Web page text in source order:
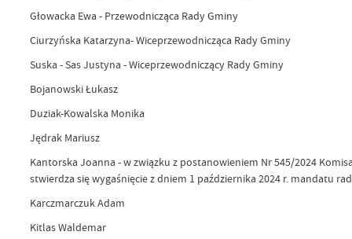
Głowacka Ewa - Przewodnicząca Rady Gminy
Ciurzyńska Katarzyna- Wiceprzewodnicząca Rady Gminy
Suska - Sas Justyna - Wiceprzewodniczący Rady Gminy
Bojanowski Łukasz
Duziak-Kowalska Monika
Jędrak Mariusz
Kantorska Joanna - w związku z postanowieniem Nr 545/2024
stwierdza się wygaśnięcie z dniem 1 października 2024 r. mandatu
Karczmarczuk Adam
Kitlas Waldemar